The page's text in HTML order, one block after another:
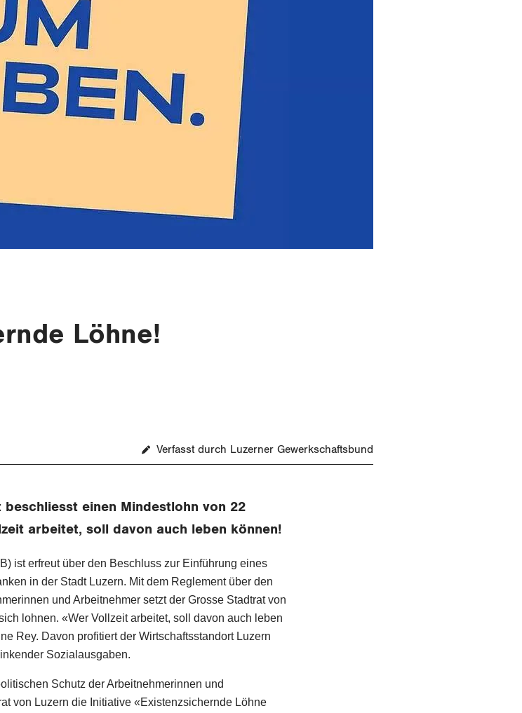
Löhne!
Verfasst durch Luzerner Gewerkschaftsbund
einen Mindestlohn von 22
arbeitet, soll davon auch leben können!
ist erfreut über den Beschluss zur Einführung eines
in der Stadt Luzern. Mit dem Reglement über den
und Arbeitnehmer setzt der Grosse Stadtrat von
lohnen. «Wer Vollzeit arbeitet, soll davon auch leben
Rey. Davon profitiert der Wirtschaftsstandort Luzern
Sozialausgaben.
Schutz der Arbeitnehmerinnen und
von Luzern die Initiative «Existenzsichernde Löhne